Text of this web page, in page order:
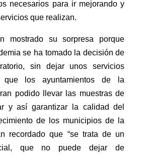
necesarios para ir mejorando y
que realizan.
mostrado su sorpresa porque
se ha tomado la decisión de
sin dejar unos servicios
que los ayuntamientos de la
podido llevar las muestras de
y así garantizar la calidad del
de los municipios de la
recordado que “se trata de un
que no puede dejar de